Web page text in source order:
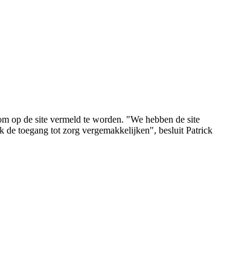
op de site vermeld te worden. "We hebben de site
de toegang tot zorg vergemakkelijken", besluit Patrick